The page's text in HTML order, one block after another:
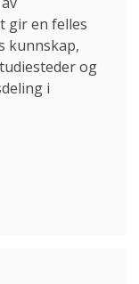
gir en felles
kunnskap,
og
i